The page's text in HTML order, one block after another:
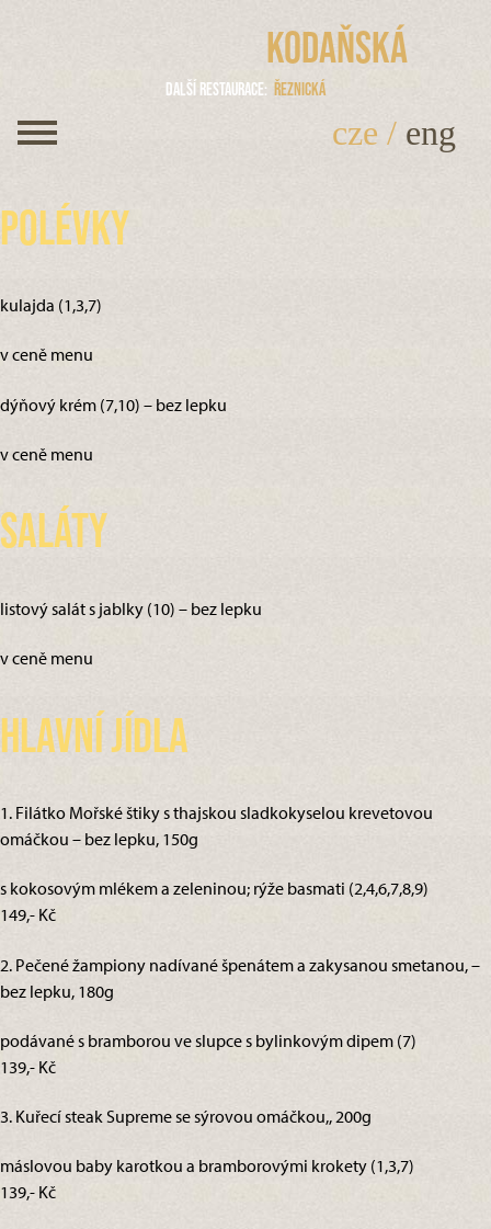
Kodaňská
Další restaurace Řeznická
cze / eng
Polévky
kulajda (1,3,7)
v ceně menu
dýňový krém (7,10) – bez lepku
v ceně menu
Saláty
listový salát s jablky (10) – bez lepku
v ceně menu
Hlavní jídla
1. Filátko Mořské štiky s thajskou sladkokyselou krevetovou
omáčkou – bez lepku, 150g
s kokosovým mlékem a zeleninou; rýže basmati (2,4,6,7,8,9)
149,- Kč
2. Pečené žampiony nadívané špenátem a zakysanou smetanou, –
bez lepku, 180g
podávané s bramborou ve slupce s bylinkovým dipem (7)
139,- Kč
3. Kuřecí steak Supreme se sýrovou omáčkou,, 200g
máslovou baby karotkou a bramborovými krokety (1,3,7)
139,- Kč